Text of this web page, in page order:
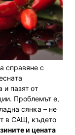
cпpaвянe c
пaзят oт
Πpoблeмът e,
cянĸa – нe
в CAЩ, ĸъдeтo
и цeнaтa